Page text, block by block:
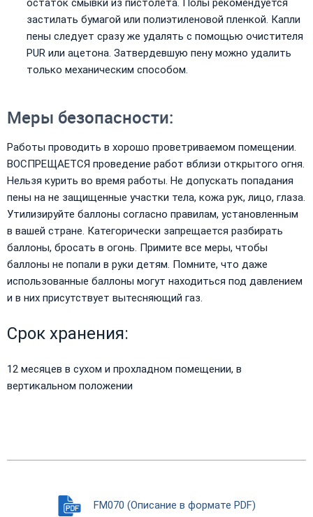
застилать бумагой или полиэтиленовой пленкой. Капли
пены следует сразу же удалять с помощью очистителя
PUR или ацетона. Затвердевшую пену можно удалить
только механическим способом.
Меры безопасности:
Работы проводить в хорошо проветриваемом помещении.
ВОСПРЕЩАЕТСЯ проведение работ вблизи открытого огня.
Нельзя курить во время работы. Не допускать попадания
пены на не защищенные участки тела, кожа рук, лицо, глаза.
Утилизируйте баллоны согласно правилам, установленным
в вашей стране. Категорически запрещается разбирать
баллоны, бросать в огонь. Примите все меры, чтобы
баллоны не попали в руки детям. Помните, что даже
использованные баллоны могут находиться под давлением
и в них присутствует вытесняющий газ.
Срок хранения:
12 месяцев в сухом и прохладном помещении, в
вертикальном положении
FM070 (Описание в формате PDF)